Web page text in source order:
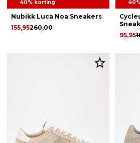
40% korting
Nubikk Luca Noa Sneakers
260,00
155,95
95,95